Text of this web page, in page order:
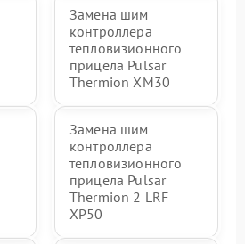
Замена шим
контроллера
тепловизионного
прицела Pulsar
Thermion XM30
Замена шим
контроллера
тепловизионного
прицела Pulsar
Thermion 2 LRF
XP50